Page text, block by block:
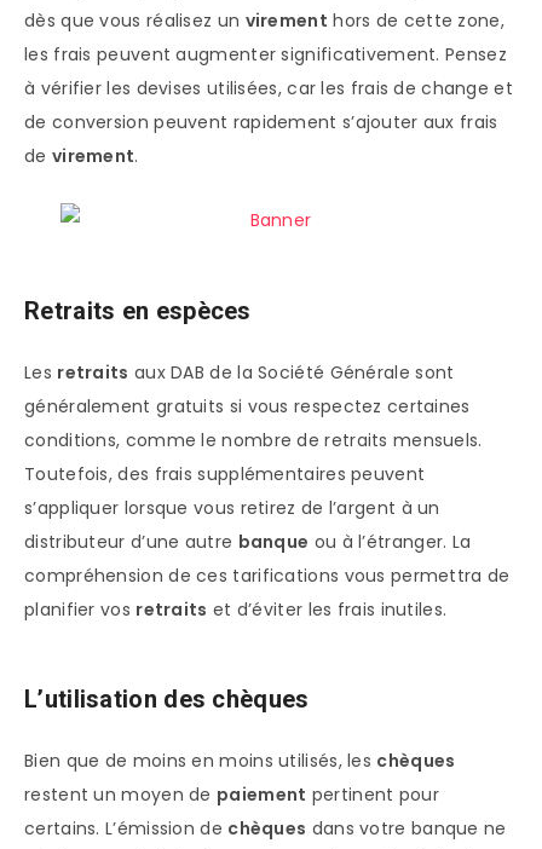
dès que vous réalisez un virement hors de cette zone,
les frais peuvent augmenter significativement. Pensez
à vérifier les devises utilisées, car les frais de change et
de conversion peuvent rapidement s’ajouter aux frais
de virement.
Retraits en espèces
Les retraits aux DAB de la Société Générale sont
généralement gratuits si vous respectez certaines
conditions, comme le nombre de retraits mensuels.
Toutefois, des frais supplémentaires peuvent
s’appliquer lorsque vous retirez de l’argent à un
distributeur d’une autre banque ou à l’étranger. La
compréhension de ces tarifications vous permettra de
planifier vos retraits et d’éviter les frais inutiles.
L’utilisation des chèques
Bien que de moins en moins utilisés, les chèques
restent un moyen de paiement pertinent pour
certains. L’émission de chèques dans votre banque ne